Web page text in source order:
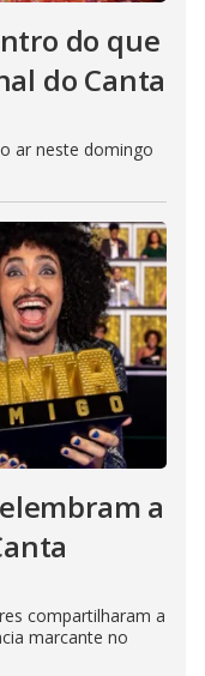
do que
do Canta
ar neste domingo
a
compartilharam a
marcante no